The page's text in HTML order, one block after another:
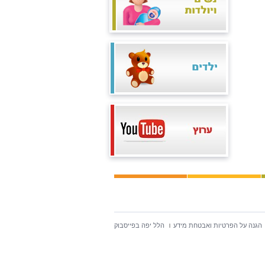
הגנה על הפרטיות ואבטחת מידע הלל יפה בפייסבוק